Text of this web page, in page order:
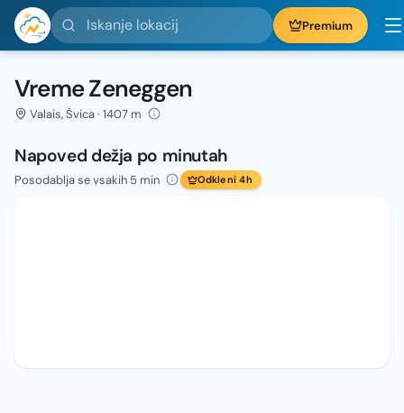
Iskanje lokacij Premium
Vreme Zeneggen
Valais, Švica · 1407 m
Napoved dežja po minutah
Posodablja se vsakih 5 min Odkleni 4h